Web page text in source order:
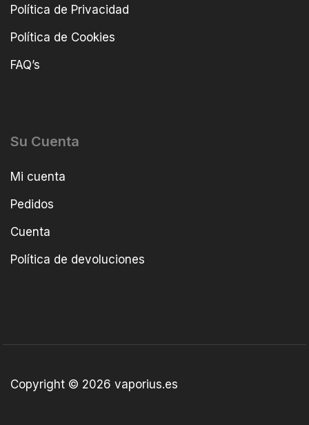
Política de Privacidad
Política de Cookies
FAQ’s
Su Cuenta
Mi cuenta
Pedidos
Cuenta
Política de devoluciones
Copyright © 2026 vaporius.es